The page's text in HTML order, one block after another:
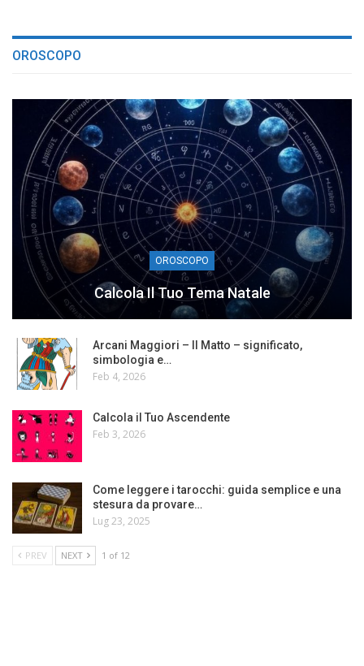
OROSCOPO
OROSCOPO
Calcola Il Tuo Tema Natale
Arcani Maggiori – Il Matto – significato,
simbologia e…
Feb 4, 2026
Calcola il Tuo Ascendente
Feb 3, 2026
Come leggere i tarocchi: guida semplice e una
stesura da provare…
Lug 23, 2025
PREV NEXT 1 of 12